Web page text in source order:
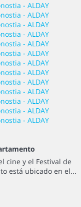
cine y el Festival de
está ubicado en el...